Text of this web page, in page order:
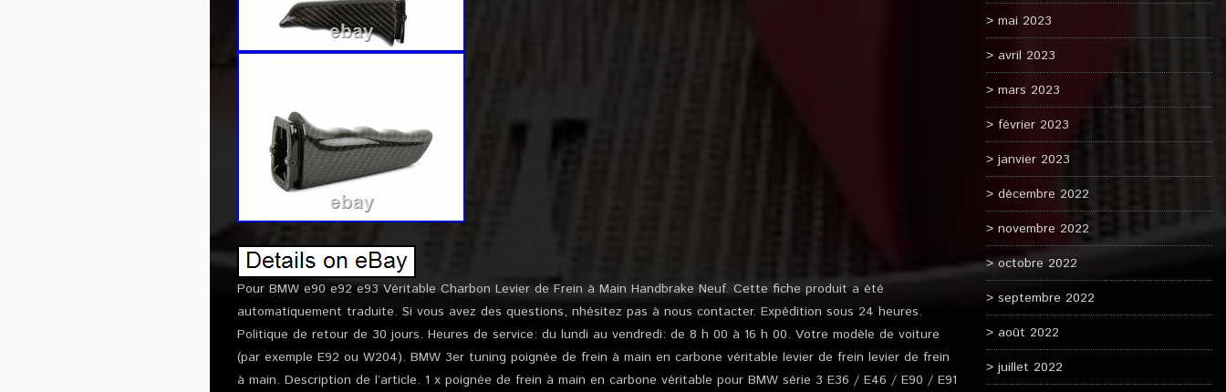
Pour BMW e90 e92 e93 Véritable Charbon Levier de Frein à Main Handbrake Neuf. Cette fiche produit a été
automatiquement traduite. Si vous avez des questions, nhésitez pas à nous contacter. Expédition sous 24 heures.
Politique de retour de 30 jours. Heures de service: du lundi au vendredi: de 8 h 00 à 16 h 00. Votre modèle de voiture
(par exemple E92 ou W204). BMW 3er tuning poignée de frein à main en carbone véritable levier de frein levier de frein
à main. Description de l’article. 1 x poignée de frein à main en carbone véritable pour BMW série 3 E36 / E46 / E90 / E91
mai 2023
avril 2023
mars 2023
février 2023
janvier 2023
décembre 2022
novembre 2022
octobre 2022
septembre 2022
août 2022
juillet 2022